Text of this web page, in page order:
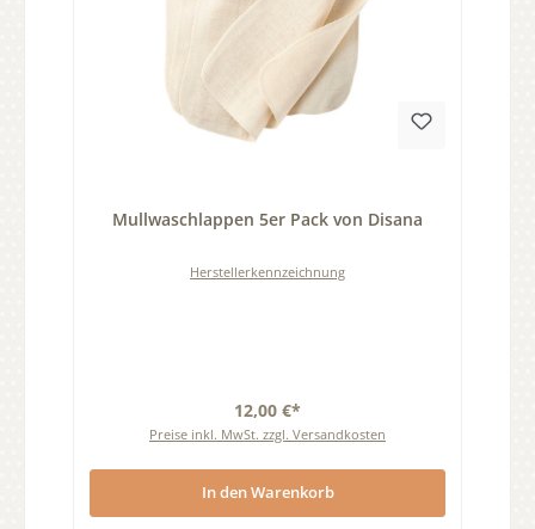
Mullwaschlappen 5er Pack von Disana
Herstellerkennzeichnung
12,00 €*
Preise inkl. MwSt. zzgl. Versandkosten
In den Warenkorb